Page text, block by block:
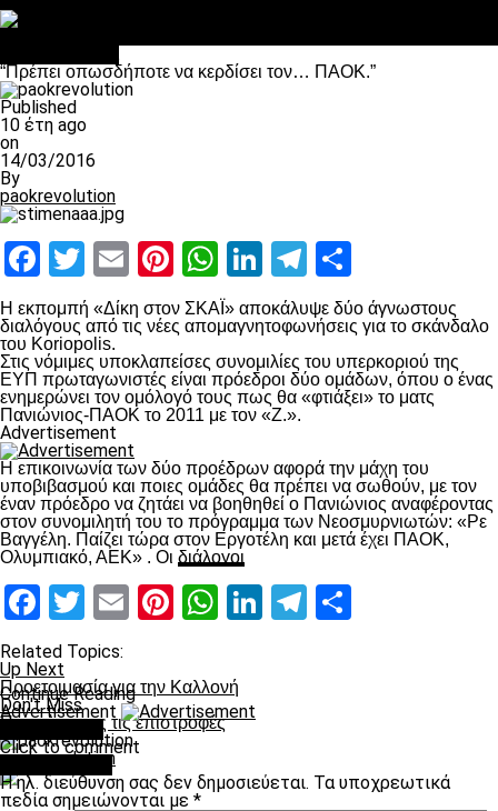
“Πρέπει οπωσδήποτε να κερδίσει τον… ΠΑΟΚ.”
Published
10 έτη ago
on
14/03/2016
By
paokrevolution
Facebook
Twitter
EmailPinterest
WhatsApp
LinkedIn
Telegram
Η εκπομπή «Δίκη στον ΣΚΑΪ» αποκάλυψε δύο άγνωστους
διαλόγους από τις νέες απομαγνητοφωνήσεις για το σκάνδαλο
του Koriopolis.
Στις νόμιμες υποκλαπείσες συνομιλίες του υπερκοριού της
ΕΥΠ πρωταγωνιστές είναι πρόεδροι δύο ομάδων, όπου ο ένας
ενημερώνει τον ομόλογό τους πως θα «φτιάξει» το ματς
Πανιώνιος-ΠΑΟΚ το 2011 με τον «Ζ.».
Advertisement
Η επικοινωνία των δύο προέδρων αφορά την μάχη του
υποβιβασμού και ποιες ομάδες θα πρέπει να σωθούν, με τον
έναν πρόεδρο να ζητάει να βοηθηθεί ο Πανιώνιος αναφέροντας
στον συνομιλητή του το πρόγραμμα των Νεοσμυρνιωτών: «Ρε
Βαγγέλη. Παίζει τώρα στον Εργοτέλη και μετά έχει ΠΑΟΚ,
Ολυμπιακό, ΑΕΚ» . Οι διάλογοι
Facebook
Twitter
EmailPinterest
WhatsApp
LinkedIn
Telegram
Related Topics:
Up Next
Προετοιμασία για την Καλλονή
Don't Miss
Περιμένοντας τις επιστροφές
paokrevolution
Continue Reading
Advertisement
Click to comment
Η ηλ. διεύθυνση σας δεν δημοσιεύεται. Τα υποχρεωτικά
πεδία σημειώνονται με *